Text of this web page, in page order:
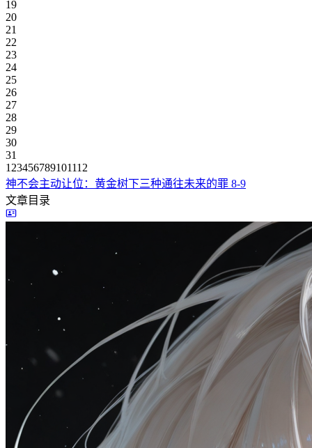
19
20
21
22
23
24
25
26
27
28
29
30
31
1 23456789101112
神不会主动让位：黄金树下三种通往未来的罪 8-9
文章目录